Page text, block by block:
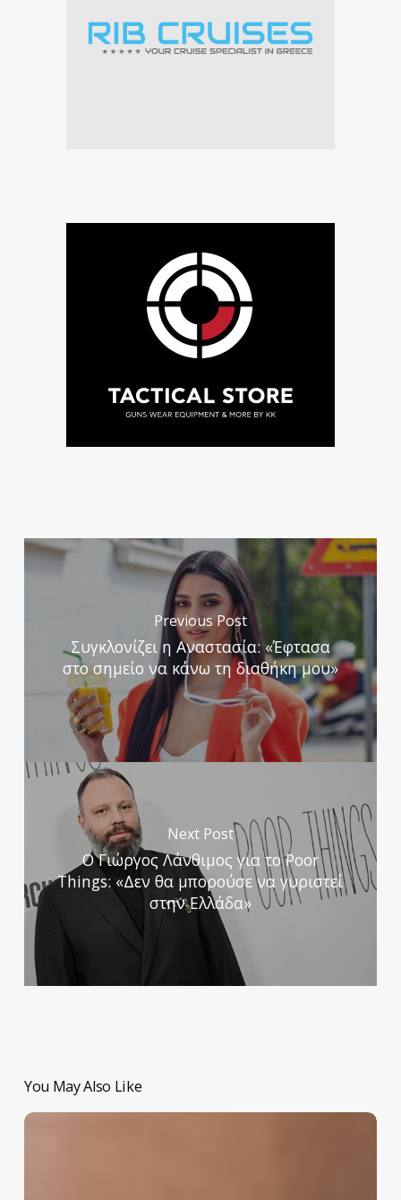
Previous Post
Συγκλονίζει η Αναστασία: «Έφτασα
στο σημείο να κάνω τη διαθήκη μου»
Next Post
Ο Γιώργος Λάνθιμος για το Poor
Things: «Δεν θα μπορούσε να γυριστεί
στην Ελλάδα»
You May Also Like